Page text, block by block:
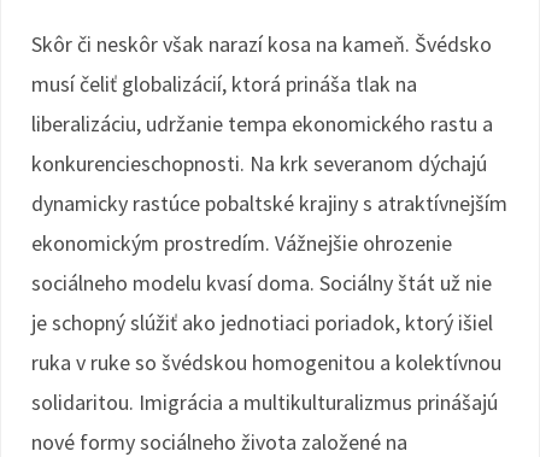
Skôr či neskôr však narazí kosa na kameň. Švédsko
musí čeliť globalizácií, ktorá prináša tlak na
liberalizáciu, udržanie tempa ekonomického rastu a
konkurencieschopnosti. Na krk severanom dýchajú
dynamicky rastúce pobaltské krajiny s atraktívnejším
ekonomickým prostredím. Vážnejšie ohrozenie
sociálneho modelu kvasí doma. Sociálny štát už nie
je schopný slúžiť ako jednotiaci poriadok, ktorý išiel
ruka v ruke so švédskou homogenitou a kolektívnou
solidaritou. Imigrácia a multikulturalizmus prinášajú
nové formy sociálneho života založené na